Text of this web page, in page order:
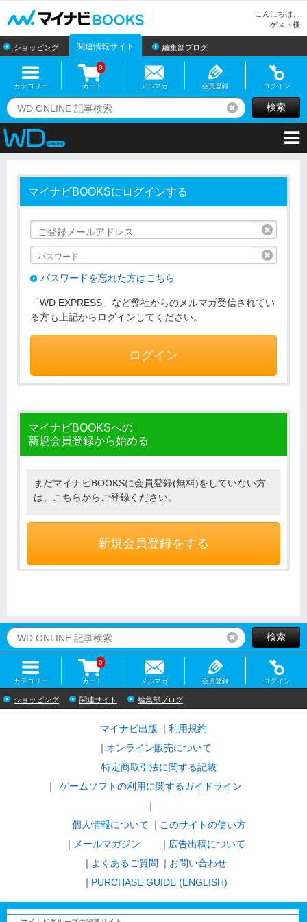
こんにちは、
ゲスト様
ショッピング 関連情報サイト 編集部ブログ
カテゴリー カート
0
メルマガ 会員登録 ログイン
リセット検索
マイナビBOOKSにログインする
パスワードを忘れた方はこちら
「WD EXPRESS」など弊社からのメルマガ受信されてい
る方も上記からログインしてください。
ログイン
マイナビBOOKSへの
新規会員登録から始める
まだマイナビBOOKSに会員登録(無料)をしていない方
は、こちらからご登録ください。
新規会員登録をする
リセット検索
カテゴリー カート
0
メルマガ 会員登録 ログイン
ショッピング 関連サイト 編集部ブログ
マイナビ出版
利用規約
オンライン販売について
特定商取引法に関する記載
ゲームソフトの利用に関するガイドライン
｜
個人情報について
このサイトの使い方
メールマガジン
広告出稿について
よくあるご質問
お問い合わせ
PURCHASE GUIDE (ENGLISH)